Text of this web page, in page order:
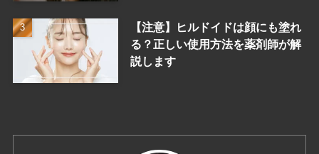
【注意】ヒルドイドは顔にも塗れ
る？正しい使用方法を薬剤師が解
説します